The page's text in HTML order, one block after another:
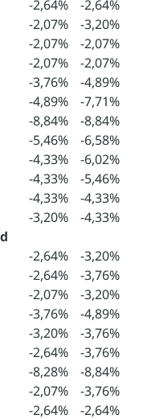
-2,64%
-2,64%
-2,07%
-3,20%
-2,07%
-2,07%
-2,07%
-2,07%
-3,76%
-4,89%
-4,89%
-7,71%
-8,84%
-8,84%
-5,46%
-6,58%
-4,33%
-6,02%
-4,33%
-5,46%
-4,33%
-4,33%
-3,20%
-4,33%
-2,64%
-3,20%
-2,64%
-3,76%
-2,07%
-3,20%
-3,76%
-4,89%
-3,20%
-3,76%
-2,64%
-3,76%
-8,28%
-8,84%
-2,07%
-3,76%
-2,64% -2,64%